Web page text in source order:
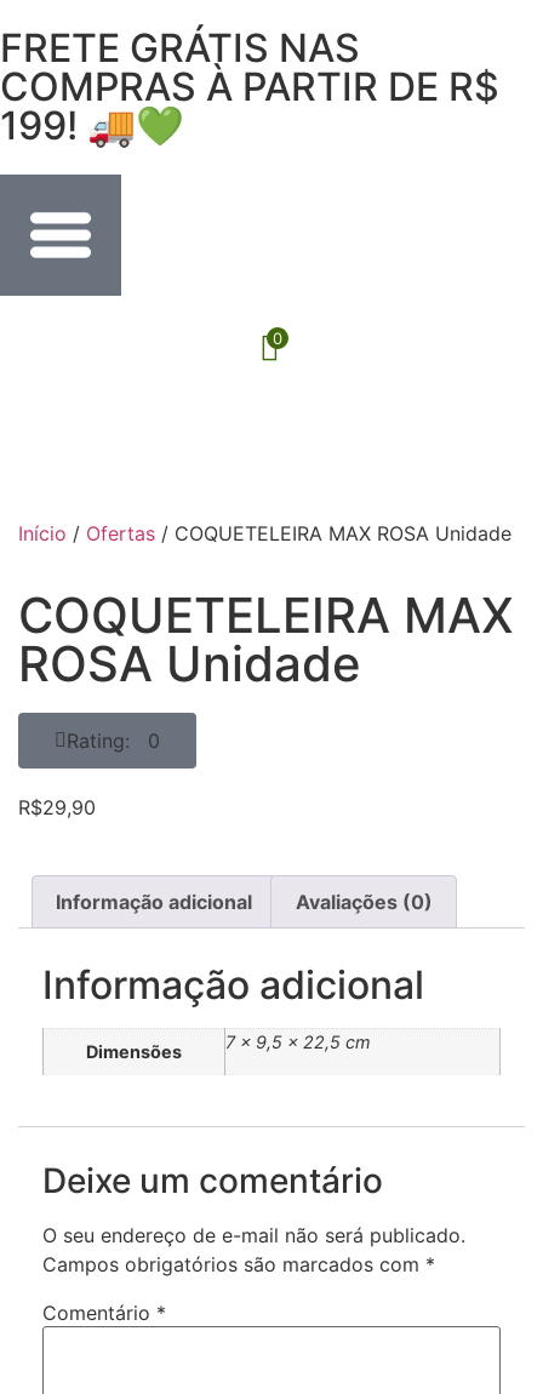
FRETE GRÁTIS NAS
COMPRAS À PARTIR DE R$
199! 🚚💚
0
Início / Ofertas / COQUETELEIRA MAX ROSA Unidade
COQUETELEIRA MAX
ROSA Unidade
Rating: 0
R$29,90
Informação adicional Avaliações (0)
Informação adicional
Dimensões 7 × 9,5 × 22,5 cm
Deixe um comentário
O seu endereço de e-mail não será publicado.
Campos obrigatórios são marcados com *
Comentário *